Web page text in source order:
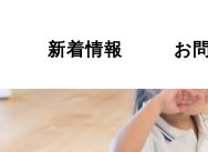
新着情報 お